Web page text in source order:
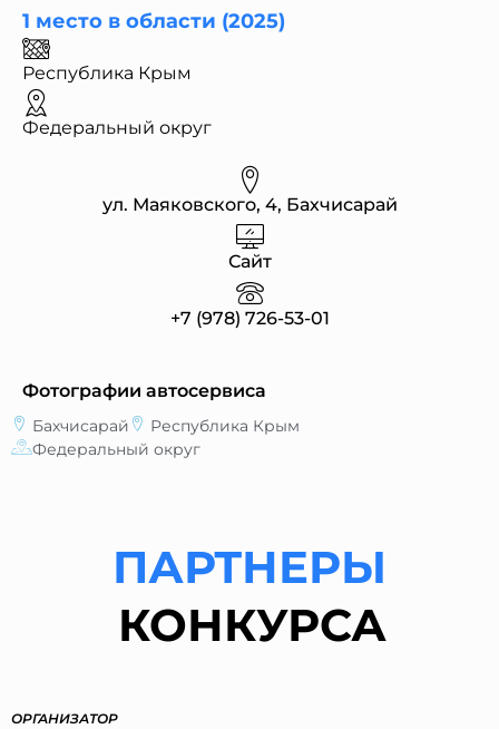
1 место в области (2025)
Республика Крым
Федеральный округ
ул. Маяковского, 4, Бахчисарай
Сайт
+7 (978) 726-53-01
Фотографии автосервиса
Бахчисарай
Республика Крым
Федеральный округ
ПАРТНЕРЫ
КОНКУРСА
ОРГАНИЗАТОР